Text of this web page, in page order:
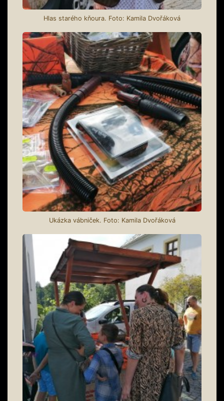
Hlas starého kňoura. Foto: Kamila Dvořáková
Ukázka vábniček. Foto: Kamila Dvořáková